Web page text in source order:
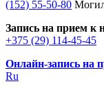
(152) 55-50-80
Запись на прием к
+375 (29) 114-45-45
Онлайн-запись на
Ru